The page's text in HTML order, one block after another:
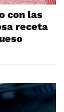
con las
receta